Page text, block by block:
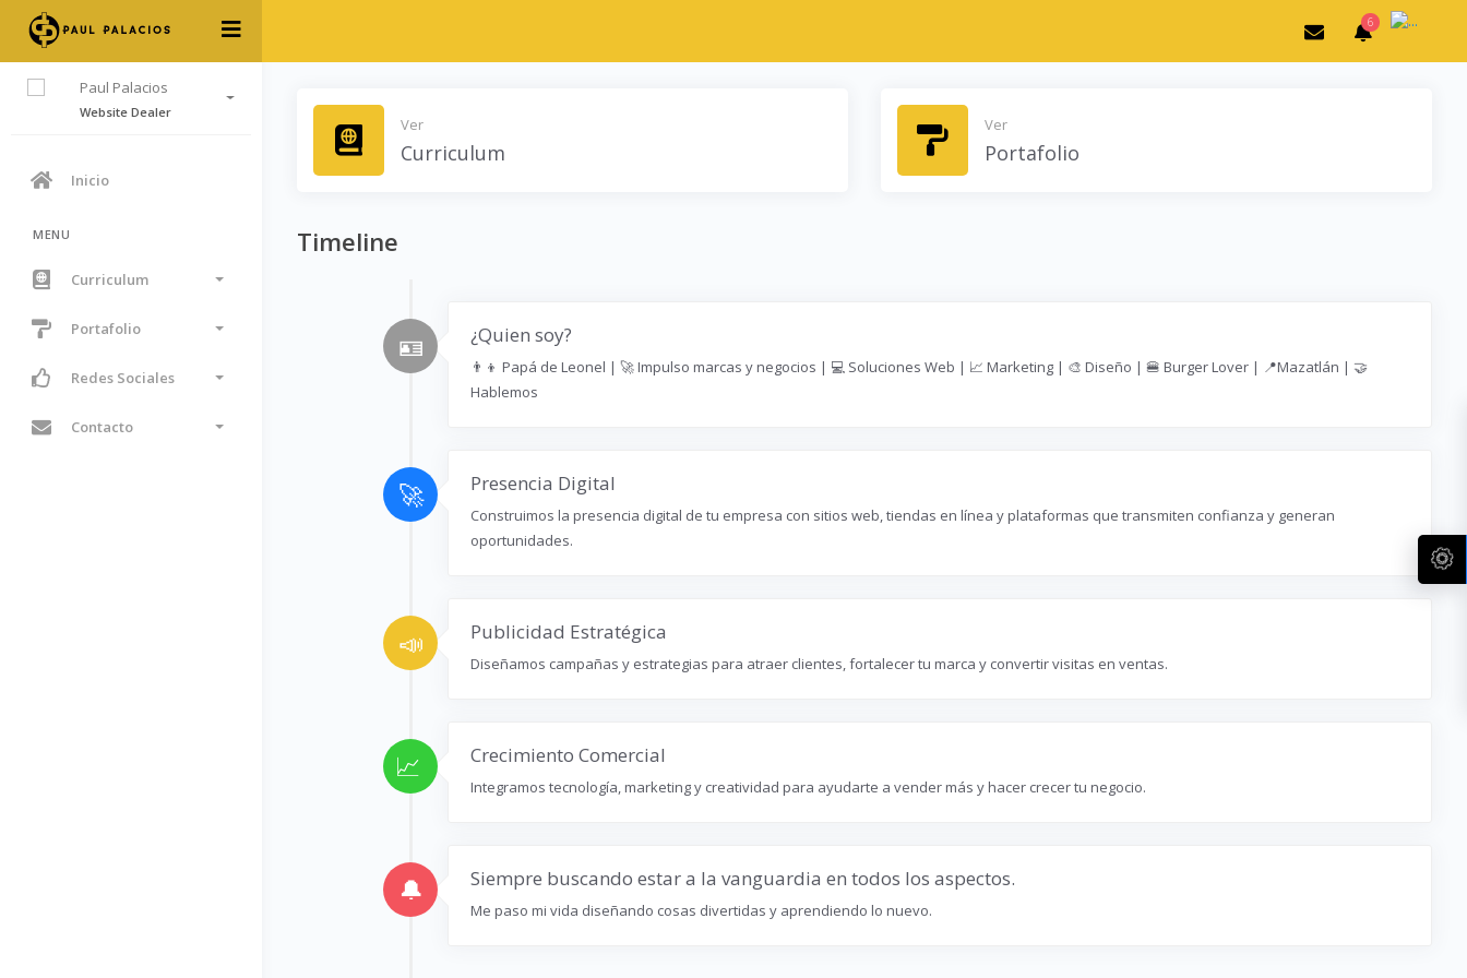
6
Paul Palacios
Website Dealer
Inicio
MENU
Curriculum
Portafolio
Redes Sociales
Contacto
Ver
Curriculum
Ver
Portafolio
Timeline
🪪 ¿Quien soy?
👨‍👦 Papá de Leonel | 🚀 Impulso marcas y negocios | 💻 Soluciones Web | 📈 Marketing | 🎨 Diseño | 🍔 Burger Lover | 📍Mazatlán | 🤝
Hablemos
🚀 Presencia Digital
Construimos la presencia digital de tu empresa con sitios web, tiendas en línea y plataformas que transmiten confianza y generan
oportunidades.
📣 Publicidad Estratégica
Diseñamos campañas y estrategias para atraer clientes, fortalecer tu marca y convertir visitas en ventas.
📈 Crecimiento Comercial
Integramos tecnología, marketing y creatividad para ayudarte a vender más y hacer crecer tu negocio.
🔔 Siempre buscando estar a la vanguardia en todos los aspectos.
Me paso mi vida diseñando cosas divertidas y aprendiendo lo nuevo.